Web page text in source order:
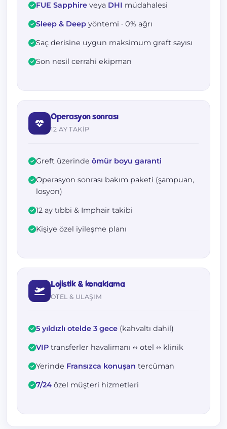
FUE Sapphire veya DHI müdahalesi
Sleep & Deep yöntemi · 0% ağrı
Saç derisine uygun maksimum greft sayısı
Son nesil cerrahi ekipman
Operasyon sonrası
12 AY TAKIP
Greft üzerinde ömür boyu garanti
Operasyon sonrası bakım paketi (şampuan,
losyon)
12 ay tıbbi & Imphair takibi
Kişiye özel iyileşme planı
Lojistik & konaklama
OTEL & ULAŞIM
5 yıldızlı otelde 3 gece (kahvaltı dahil)
VIP transferler havalimanı ↔ otel ↔ klinik
Yerinde Fransızca konuşan tercüman
7/24 özel müşteri hizmetleri